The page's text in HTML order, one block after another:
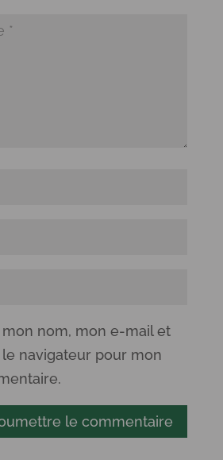
nom, mon e-mail et
navigateur pour mon
le commentaire